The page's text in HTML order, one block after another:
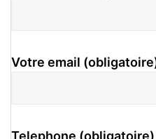
Votre email
Telephone (obligatoire)